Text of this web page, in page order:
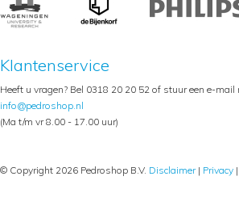
Klantenservice
Heeft u vragen? Bel 0318 20 20 52 of stuur een e-mail
info@pedroshop.nl
(Ma t/m vr 8.00 - 17.00 uur)
© Copyright 2026 Pedroshop B.V. Disclaimer| Privacy |